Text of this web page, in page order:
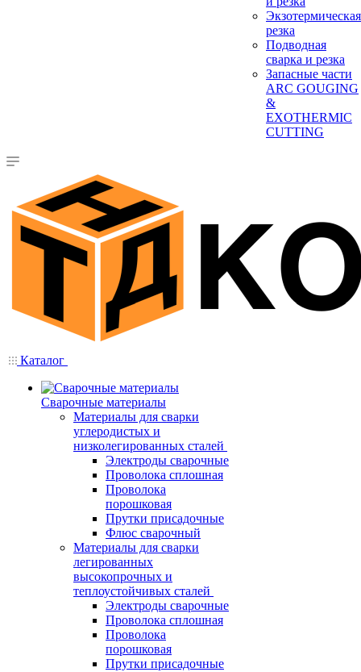
Экзотермическая
резка
Подводная
сварка и резка
Запасные части
ARC GOUGING
&
EXOTHERMIC
CUTTING
Каталог
Сварочные материалы
Материалы для сварки
углеродистых и
низколегированных сталей
Электроды сварочные
Проволока сплошная
Проволока
порошковая
Прутки присадочные
Флюс сварочный
Материалы для сварки
легированных
высокопрочных и
теплоустойчивых сталей
Электроды сварочные
Проволока сплошная
Проволока
порошковая
Прутки присадочные